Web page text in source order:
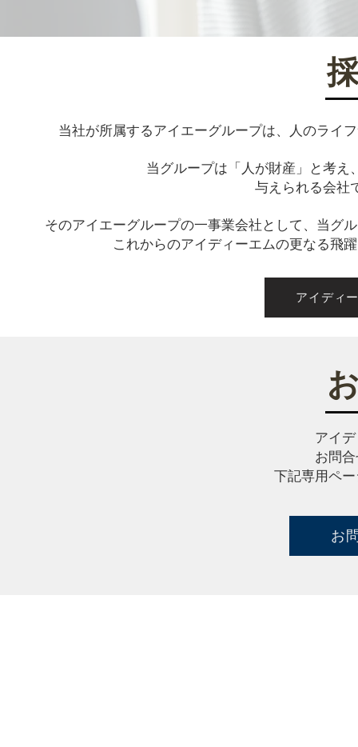
当社が所属するアイエーグループは、人のライ
当グループは「人が財産」と考え
与えられる会社
そのアイエーグループの一事業会社として、当グ
これからのアイディーエムの更なる飛
アイディ
アイ
お問
下記専用ペ
お